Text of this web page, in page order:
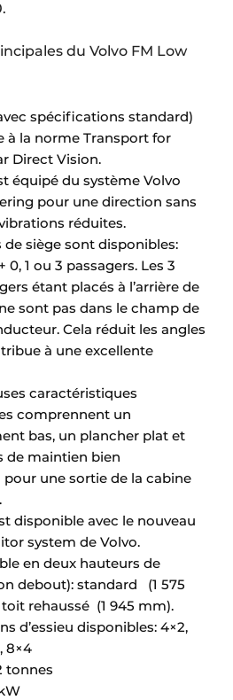
du Volvo FM Low
spécifications standard)
à la norme Transport for
Direct Vision.
équipé du système Volvo
pour une direction sans
réduites.
siège sont disponibles:
0, 1 ou 3 passagers. Les 3
étant placés à l’arrière de
sont pas dans le champ de
Cela réduit les angles
à une excellente
caractéristiques
comprennent un
bas, un plancher plat et
de maintien bien
une sortie de la cabine
disponible avec le nouveau
system de Volvo.
en deux hauteurs de
debout): standard (1 575
rehaussé (1 945 mm).
d’essieu disponibles: 4×2,
8×4
tonnes